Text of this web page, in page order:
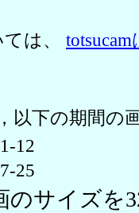
は、
以下の期間の
12
25
のサイズを